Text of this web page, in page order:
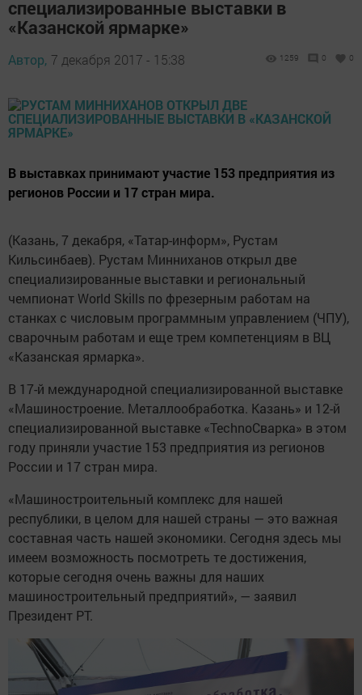
специализированные выставки в
«Казанской ярмарке»
Автор, 7 декабря 2017 - 15:38 1259 0 0
В выставках принимают участие 153 предприятия из
регионов России и 17 стран мира.
(Казань, 7 декабря, «Татар-информ», Рустам
Кильсинбаев). Рустам Минниханов открыл две
специализированные выставки и региональный
чемпионат World Skills по фрезерным работам на
станках с числовым программным управлением (ЧПУ),
сварочным работам и еще трем компетенциям в ВЦ
«Казанская ярмарка».
В 17-й международной специализированной выставке
«Машиностроение. Металлообработка. Казань» и 12-й
специализированной выставке «TechnoСварка» в этом
году приняли участие 153 предприятия из регионов
России и 17 стран мира.
«Машиностроительный комплекс для нашей
республики, в целом для нашей страны — это важная
составная часть нашей экономики. Сегодня здесь мы
имеем возможность посмотреть те достижения,
которые сегодня очень важны для наших
машиностроительный предприятий», — заявил
Президент РТ.